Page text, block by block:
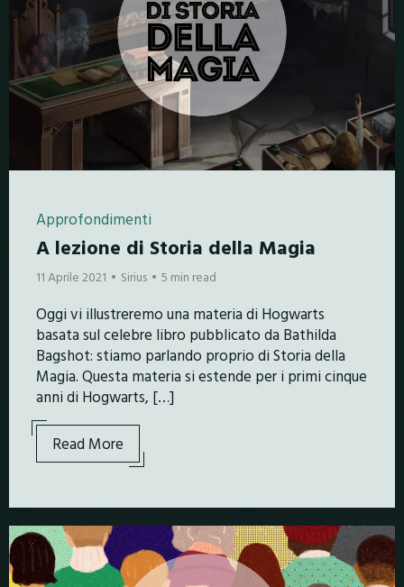
Approfondimenti
A lezione di Storia della Magia
11 Aprile 2021 Sirius 5 min read
Oggi vi illustreremo una materia di Hogwarts
basata sul celebre libro pubblicato da Bathilda
Bagshot: stiamo parlando proprio di Storia della
Magia. Questa materia si estende per i primi cinque
anni di Hogwarts, […]
Read More